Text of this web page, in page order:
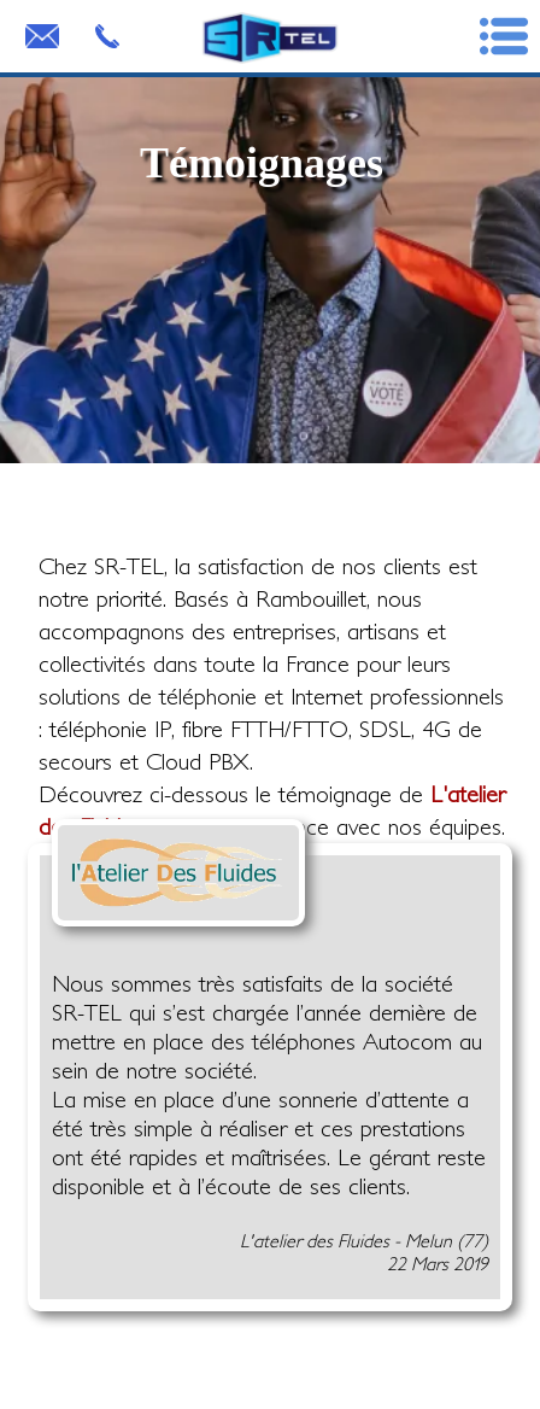
Témoignages
Chez SR-TEL, la satisfaction de nos clients est
notre priorité. Basés à Rambouillet, nous
accompagnons des entreprises, artisans et
collectivités dans toute la France pour leurs
solutions de téléphonie et Internet professionnels
: téléphonie IP, fibre FTTH/FTTO, SDSL, 4G de
secours et Cloud PBX.
Découvrez ci-dessous le témoignage de L'atelier
des Fluidessur son expérience avec nos équipes.
Nous sommes très satisfaits de la société
SR-TEL qui s’est chargée l’année dernière de
mettre en place des téléphones Autocom au
sein de notre société.
La mise en place d’une sonnerie d’attente a
été très simple à réaliser et ces prestations
ont été rapides et maîtrisées. Le gérant reste
disponible et à l’écoute de ses clients.
L'atelier des Fluides - Melun (77)
22 Mars 2019